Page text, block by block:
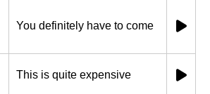
You definitely have to come
This is quite expensive